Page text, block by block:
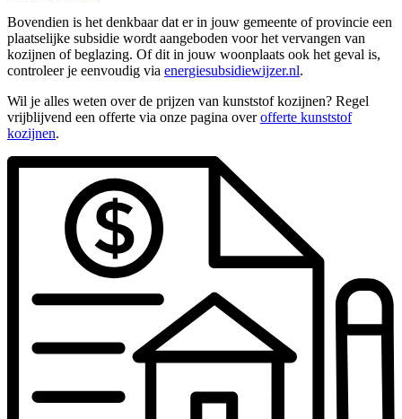
Bovendien is het denkbaar dat er in jouw gemeente of provincie een
plaatselijke subsidie wordt aangeboden voor het vervangen van
kozijnen of beglazing. Of dit in jouw woonplaats ook het geval is,
controleer je eenvoudig via energiesubsidiewijzer.nl.
Wil je alles weten over de prijzen van kunststof kozijnen? Regel
vrijblijvend een offerte via onze pagina overofferte kunststof
kozijnen.